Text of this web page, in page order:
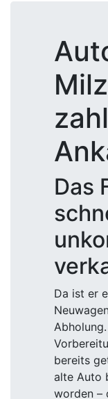
Das
Da ist er
bereits
alte Auto
worden –